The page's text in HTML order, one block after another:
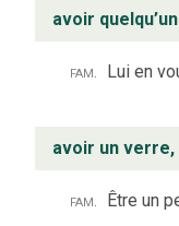
avoir
fam. Lui en
avoir un verre,
fam. Être un